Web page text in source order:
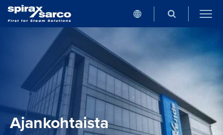
Ajankohtaista